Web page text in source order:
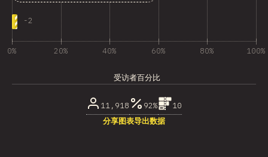
-2
0% 20% 40% 60% 80% 100%
受访者百分比
11,918 92%
10
分享图表导出数据